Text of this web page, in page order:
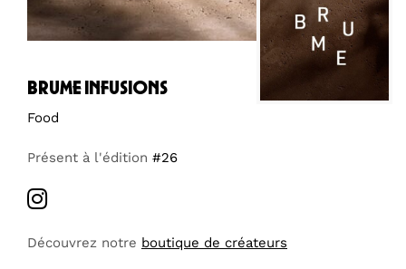
brume infusions
Food
Présent à l'édition #26
Découvrez notre boutique de créateurs